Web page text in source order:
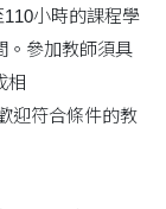
小時的課程學
。參加教師須具
相
迎符合條件的教